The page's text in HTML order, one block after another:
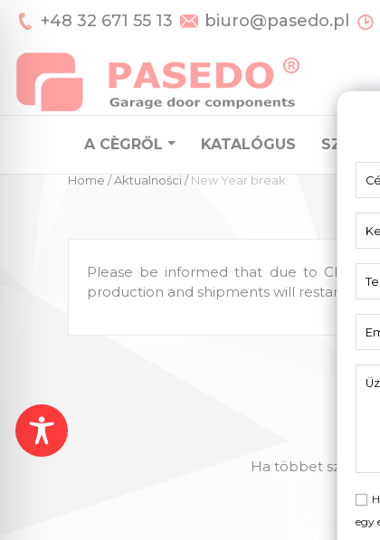
+48 32 671 55 13 biuro@pasedo.pl
A CÈGRŐL KATALÓGUS
egy
Home /Aktualności/New Year break
Please be informed that due to
production and shipments will restart on
Ha többet